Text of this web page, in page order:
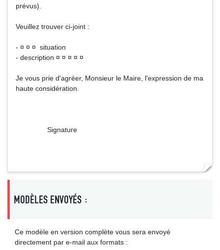
prévus).
Veuillez trouver ci-joint :
- ¤ ¤ ¤ situation
- description ¤ ¤ ¤ ¤ ¤
Je vous prie d'agréer, Monsieur le Maire, l'expression de ma
haute considération.
Signature
MODÈLES ENVOYÉS :
Ce modèle en version complète vous sera envoyé
directement par e-mail aux formats :